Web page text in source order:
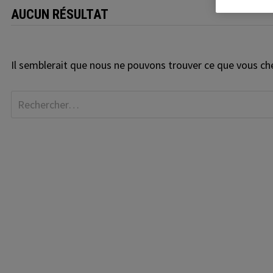
AUCUN RÉSULTAT
Il semblerait que nous ne pouvons trouver ce que vous
Rechercher :